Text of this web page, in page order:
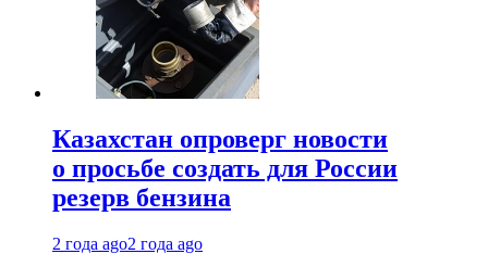
Казахстан опроверг новости
о просьбе создать для России
резерв бензина
2 года ago2 года ago